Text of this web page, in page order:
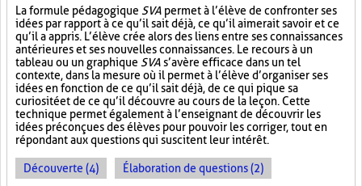
La formule pédagogique SVA permet à l’élève de confronter ses
idées par rapport à ce qu’il sait déjà, ce qu’il aimerait savoir et ce
qu’il a appris. L’élève crée alors des liens entre ses connaissances
antérieures et ses nouvelles connaissances. Le recours à un
tableau ou un graphique SVA s’avère efficace dans un tel
contexte, dans la mesure où il permet à l’élève d’organiser ses
idées en fonction de ce qu’il sait déjà, de ce qui pique sa
curiosité et de ce qu’il découvre au cours de la leçon. Cette
technique permet également à l’enseignant de découvrir les
idées préconçues des élèves pour pouvoir les corriger, tout en
répondant aux questions qui suscitent leur intérêt.
Découverte (4) Élaboration de questions (2)